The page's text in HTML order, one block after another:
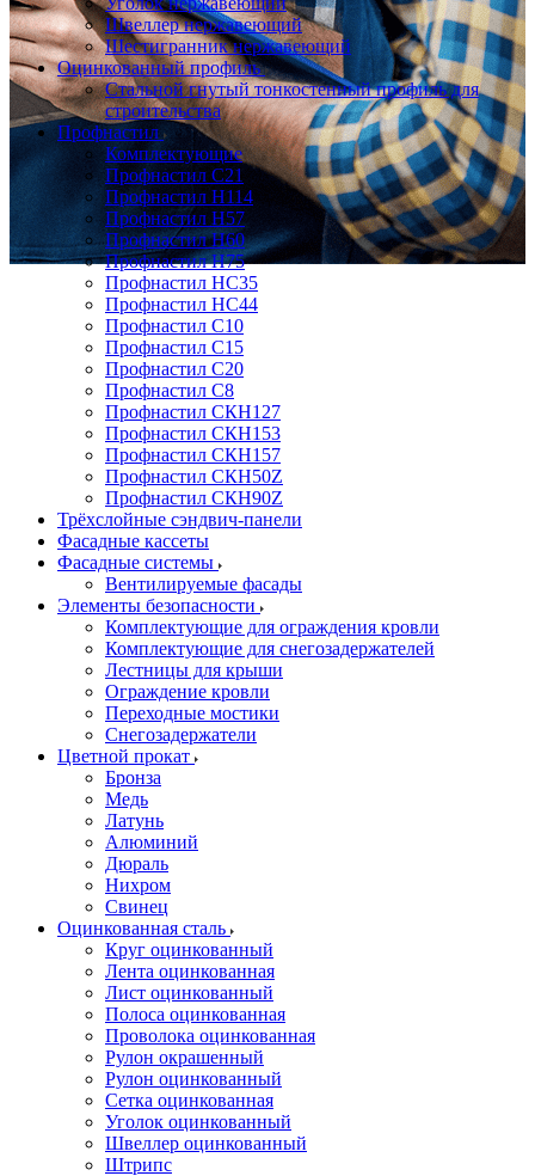
Швеллер нержавеющий
Шестигранник нержавеющий
Оцинкованный профиль
Стальной гнутый тонкостенный профиль для
строительства
Профнастил
Комплектующие
Профнастил C21
Профнастил Н114
Профнастил Н57
Профнастил Н60
Профнастил Н75
Профнастил НС35
Профнастил НС44
Профнастил С10
Профнастил С15
Профнастил С20
Профнастил С8
Профнастил СКН127
Профнастил СКН153
Профнастил СКН157
Профнастил СКН50Z
Профнастил СКН90Z
Трёхслойные сэндвич-панели
Фасадные кассеты
Фасадные системы
Вентилируемые фасады
Элементы безопасности
Комплектующие для ограждения кровли
Комплектующие для снегозадержателей
Лестницы для крыши
Ограждение кровли
Переходные мостики
Снегозадержатели
Цветной прокат
Бронза
Медь
Латунь
Алюминий
Дюраль
Нихром
Свинец
Оцинкованная сталь
Круг оцинкованный
Лента оцинкованная
Лист оцинкованный
Полоса оцинкованная
Проволока оцинкованная
Рулон окрашенный
Рулон оцинкованный
Сетка оцинкованная
Уголок оцинкованный
Швеллер оцинкованный
Штрипс